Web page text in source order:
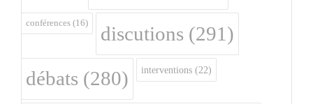
conférences (16) discutions (291)
débats (280) interventions (22)